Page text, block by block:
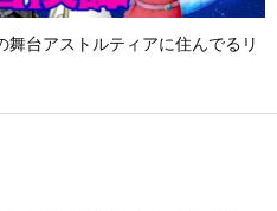
台アストルティアに住んでるリ
